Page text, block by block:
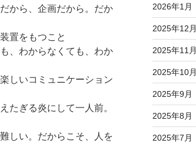
から、企画だから。だか
置をもつこと
、わからなくても、わか
しいコミュニケーション
たぎる炎にして一人前。
しい。だからこそ、人を
2026年1月
2025年12月
2025年11月
2025年10月
2025年9月
2025年8月
2025年7月